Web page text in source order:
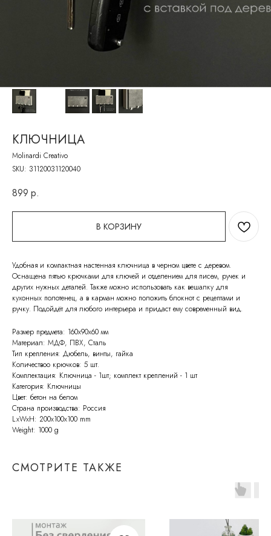
КЛЮЧНИЦА
Molinardi Creativo
SKU: 31120031120040
899 р.
В КОРЗИНУ
Удобная и компактная настенная ключница в черном цвете с деревом.
Оснащена пятью крючками для ключей и отделением для писем, ручек и
других нужных деталей. Также можно использовать как вешалку для
кухонных полотенец, а в карман можно положить блокнот с рецептами и
ручку. Подойдёт для любого интерьера и придаст ему современный вид.
Размер предмета: 160х90х60 мм
Материал: МДФ, ПВХ, Сталь
Тип крепления: Дюбель, винты, гайка
Количествоо крючков: 5 шт.
Комплектация: Ключница - 1шт; комплект креплений - 1 шт
Категория: Ключницы
Цвет: бетон на белом
Страна производства: Россия
LxWxH: 200x100x100 mm
Weight: 1000 g
СМОТРИТЕ ТАКЖЕ